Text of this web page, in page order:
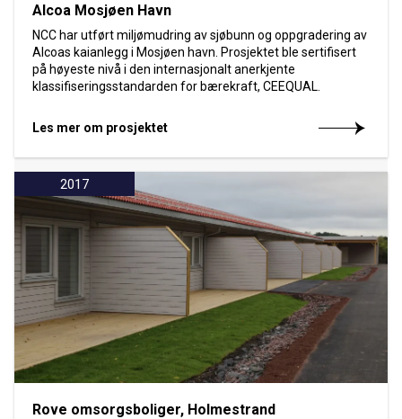
Alcoa Mosjøen Havn
NCC har utført miljømudring av sjøbunn og oppgradering av
Alcoas kaianlegg i Mosjøen havn. Prosjektet ble sertifisert
på høyeste nivå i den internasjonalt anerkjente
klassifiseringsstandarden for bærekraft, CEEQUAL.
Les mer om prosjektet
2017
Rove omsorgsboliger, Holmestrand